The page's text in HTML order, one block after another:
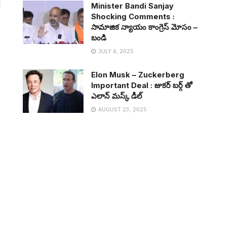
Minister Bandi Sanjay
Shocking Comments :
సామాజిక న్యాయం కాంగ్రెస్ మోసం –
బండి
JULY 4, 2025
Elon Musk – Zuckerberg
Important Deal : జుక‌ర్ బ‌ర్గ్ తో
ఎలాన్ మ‌స్క్ డీల్
AUGUST 23, 2025